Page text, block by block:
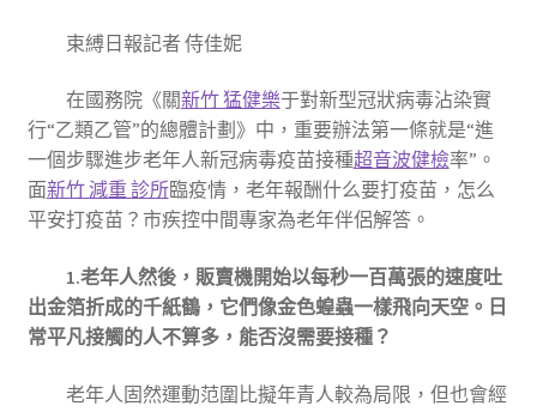
束縛日報記者 侍佳妮
在國務院《關新竹 猛健樂于對新型冠狀病毒沾染實
行“乙類乙管”的總體計劃》中，重要辦法第一條就是“進
一個步驟進步老年人新冠病毒疫苗接種超音波健檢率”。
面新竹 減重 診所臨疫情，老年報酬什么要打疫苗，怎么
平安打疫苗？市疾控中間專家為老年伴侶解答。
1.老年人然後，販賣機開始以每秒一百萬張的速度吐
出金箔折成的千紙鶴，它們像金色蝗蟲一樣飛向天空。日
常平凡接觸的人不算多，能否沒需要接種？
老年人固然運動范圍比擬年青人較為局限，但也會經